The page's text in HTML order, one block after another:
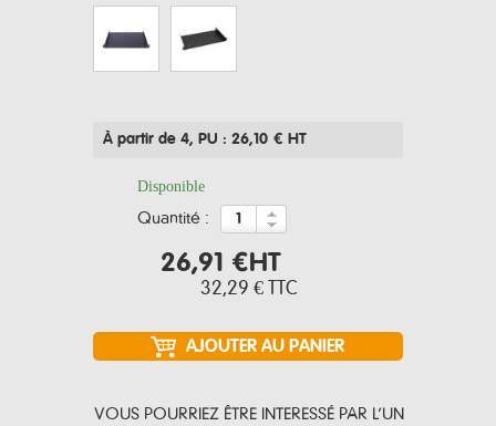
À partir de 4, PU : 26,10 € HT
Disponible
quantité :
26,91 €HT
32,29 € TTC
VOUS POURRIEZ ÊTRE INTERESSÉ PAR L’UN